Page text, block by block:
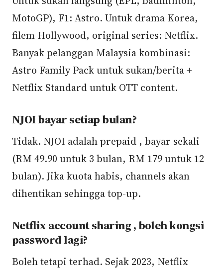
MotoGP), F1: Astro. Untuk drama Korea,
filem Hollywood, original series: Netflix.
Banyak pelanggan Malaysia kombinasi:
Astro Family Pack untuk sukan/berita +
Netflix Standard untuk OTT content.
NJOI bayar setiap bulan?
Tidak. NJOI adalah prepaid , bayar sekali
(RM 49.90 untuk 3 bulan, RM 179 untuk 12
bulan). Jika kuota habis, channels akan
dihentikan sehingga top-up.
Netflix account sharing , boleh kongsi
password lagi?
Boleh tetapi terhad. Sejak 2023, Netflix